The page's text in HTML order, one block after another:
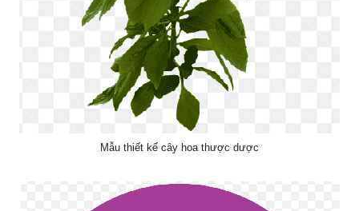
Mẫu thiết kế cây hoa thược dược